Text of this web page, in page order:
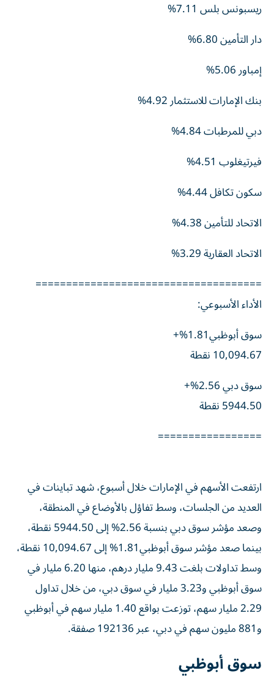
ريسبونس بلس 7.11%
دار التأمين 6.80%
إمباور 5.06%
بنك الإمارات للاستثمار 4.92%
دبي للمرطبات 4.84%
فيرتيغلوب 4.51%
سكون تكافل 4.44%
الاتحاد للتأمين 4.38%
الاتحاد العقارية 3.29%
=====================================
الأداء الأسبوعي:
سوق أبوظبي1.81%+
10,094.67 نقطة
سوق دبي 2.56%+
5944.50 نقطة
=================
ارتفعت الأسهم في الإمارات خلال أسبوع، شهد تباينات في
العديد من الجلسات، وسط تفاؤل بالأوضاع في المنطقة،
وصعد مؤشر سوق دبي بنسبة 2.56% إلى 5944.50 نقطة،
بينما صعد مؤشر سوق أبوظبي1.81% إلى 10,094.67 نقطة،
وسط تداولات بلغت 9.43 مليار درهم، منها 6.20 مليار في
سوق أبوظبي و3.23 مليار في سوق دبي، من خلال تداول
2.29 مليار سهم، توزعت بواقع 1.40 مليار سهم في أبوظبي
و881 مليون سهم في دبي، عبر 192136 صفقة.
سوق أبوظبي